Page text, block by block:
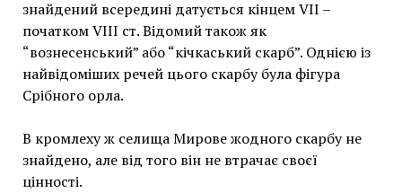
знайдений всередині датується кінцем VII –
початком VIII ст. Відомий також як
“вознесенський” або “кічкаський скарб”. Однією із
найвідоміших речей цього скарбу була фігура
Срібного орла.
В кромлеху ж селища Мирове жодного скарбу не
знайдено, але від того він не втрачає своєї
цінності.